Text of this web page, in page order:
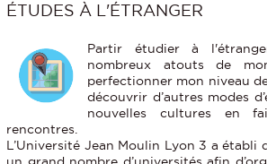
ÉTUDES À L'ÉTRANGER
Partir étudier à
nombreux atouts de
perfectionner mon niveau
découvrir d’autres modes
nouvelles cultures en
rencontres.
L’Université Jean Moulin Lyon 3 a établi